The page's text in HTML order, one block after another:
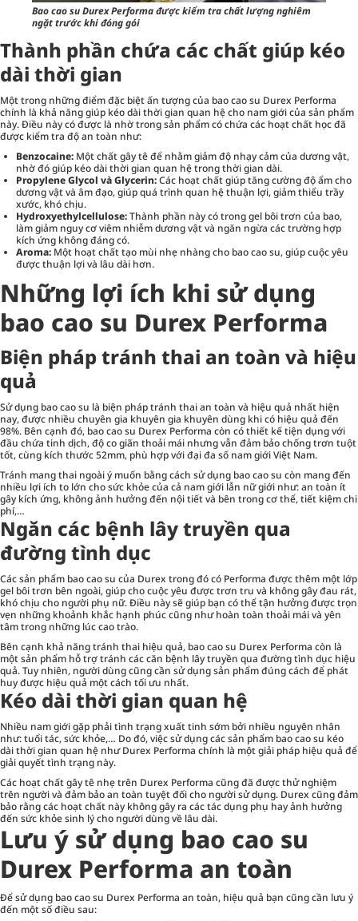
Bao cao su Durex Performa được kiểm tra chất lượng nghiêm
ngặt trước khi đóng gói
Thành phần chứa các chất giúp kéo
dài thời gian
Một trong những điểm đặc biệt ấn tượng của bao cao su Durex Performa
chính là khả năng giúp kéo dài thời gian quan hệ cho nam giới của sản phẩm
này. Điều này có được là nhờ trong sản phẩm có chứa các hoạt chất học đã
được kiểm tra độ an toàn như:
Benzocaine: Một chất gây tê để nhằm giảm độ nhạy cảm của dương vật,
nhờ đó giúp kéo dài thời gian quan hệ trong thời gian dài.
Propylene Glycol và Glycerin:Các hoạt chất giúp tăng cường độ ẩm cho
dương vật và âm đạo, giúp quá trình quan hệ thuận lợi, giảm thiểu trầy
xước, khó chịu.
Hydroxyethylcellulose:Thành phần này có trong gel bôi trơn của bao,
làm giảm nguy cơ viêm nhiễm dương vật và ngăn ngừa các trường hợp
kích ứng không đáng có.
Aroma: Một hoạt chất tạo mùi nhẹ nhàng cho bao cao su, giúp cuộc yêu
được thuận lợi và lâu dài hơn.
Những lợi ích khi sử dụng
bao cao su Durex Performa
Biện pháp tránh thai an toàn và hiệu
quả
Sử dụng bao cao su là biện pháp tránh thai an toàn và hiệu quả nhất hiện
nay, được nhiều chuyên gia khuyên gia khuyên dùng khi có hiệu quả đến
98%. Bên cạnh đó, bao cao su Durex Performa còn có thiết kế tiện dụng với
đầu chứa tinh dịch, độ co giãn thoải mái nhưng vẫn đảm bảo chống trơn tuột
tốt, cùng kích thước 52mm, phù hợp với đại đa số nam giới Việt Nam.
Tránh mang thai ngoài ý muốn bằng cách sử dụng bao cao su còn mang đến
nhiều lợi ích to lớn cho sức khỏe của cả nam giới lẫn nữ giới như: an toàn ít
gây kích ứng, không ảnh hưởng đến nội tiết và bên trong cơ thể, tiết kiệm chi
phí,…
Ngăn các bệnh lây truyền qua
đường tình dục
Các sản phẩm bao cao su của Durex trong đó có Performa được thêm một lớp
gel bôi trơn bên ngoài, giúp cho cuộc yêu được trơn tru và không gây đau rát,
khó chịu cho người phụ nữ. Điều này sẽ giúp bạn có thể tận hưởng được trọn
vẹn những khoảnh khắc hạnh phúc cũng như hoàn toàn thoải mái và yên
tâm trong những lúc cao trào.
Bên cạnh khả năng tránh thai hiệu quả, bao cao su Durex Performa còn là
một sản phẩm hỗ trợ tránh các căn bệnh lây truyền qua đường tình dục hiệu
quả. Tuy nhiên, người dùng cũng cần sử dụng sản phẩm đúng cách để phát
huy được hiệu quả một cách tối ưu nhất.
Kéo dài thời gian quan hệ
Nhiều nam giới gặp phải tình trạng xuất tinh sớm bởi nhiều nguyên nhân
như: tuổi tác, sức khỏe,… Do đó, việc sử dụng các sản phẩm bao cao su kéo
dài thời gian quan hệ như Durex Performa chính là một giải pháp hiệu quả để
giải quyết tình trạng này.
Các hoạt chất gây tê nhẹ trên Durex Performa cũng đã được thử nghiệm
trên người và đảm bảo an toàn tuyệt đối cho người sử dụng. Durex cũng đảm
bảo rằng các hoạt chất này không gây ra các tác dụng phụ hay ảnh hưởng
đến sức khỏe sinh lý cho người dùng về lâu dài.
Lưu ý sử dụng bao cao su
Durex Performa an toàn
Để sử dụng bao cao su Durex Performa an toàn, hiệu quả bạn cũng cần lưu ý
đến một số điều sau: